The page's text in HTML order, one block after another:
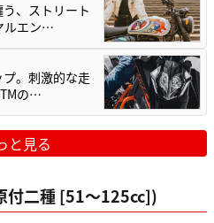
、ストリート
ルエン…
。刺激的な走
の…
と見る
付二種 [51〜125cc])